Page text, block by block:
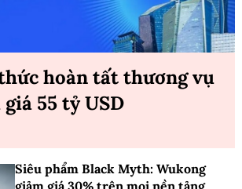
hoàn tất thương vụ
55 tỷ USD
Siêu phẩm Black Myth: Wukong